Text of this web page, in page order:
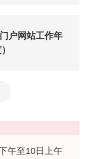
户网站工作年
午至10日上午